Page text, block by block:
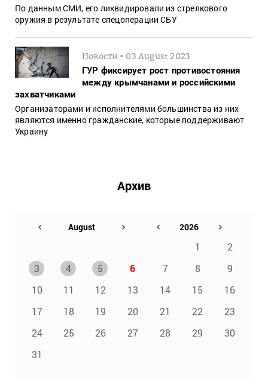
По данным СМИ, его ликвидировали из стрелкового
оружия в результате спецоперации СБУ
Новости - 03 August 2023
ГУР фиксирует рост противостояния
между крымчанами и российскими
захватчиками
Организаторами и исполнителями большинства из них
являются именно гражданские, которые поддерживают
Украину
Архив
1
2
3
4 5 6 7 8
9
10
11 12 13 14 15
16
17
18 19 20 21 22
23
24
25 26 27 28 29
30
31